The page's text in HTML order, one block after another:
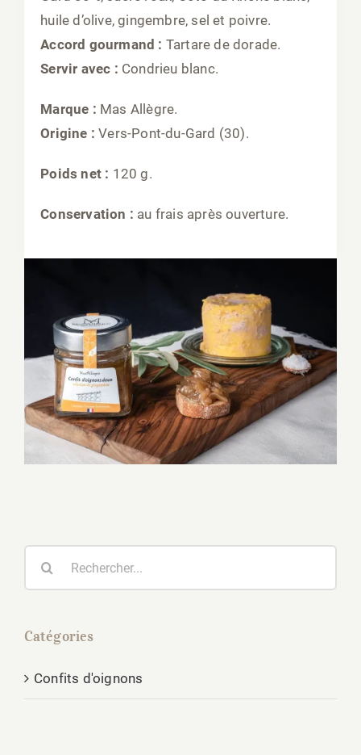
huile d’olive, gingembre, sel et poivre.
Accord gourmand : Tartare de dorade.
Servir avec : Condrieu blanc.
Marque : Mas Allègre.
Origine : Vers-Pont-du-Gard (30).
Poids net : 120 g.
Conservation : au frais après ouverture.
Catégories
Confits d'oignons